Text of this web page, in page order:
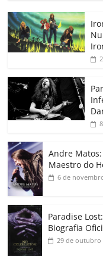
c
e
b
o
o
k
itt
er
Andre
Maestro do
6 de
Paradise
Biografia
29 de outubro